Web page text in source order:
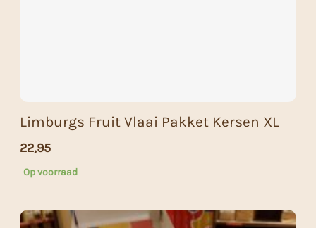
Limburgs Fruit Vlaai Pakket Kersen XL
22,95
Op voorraad